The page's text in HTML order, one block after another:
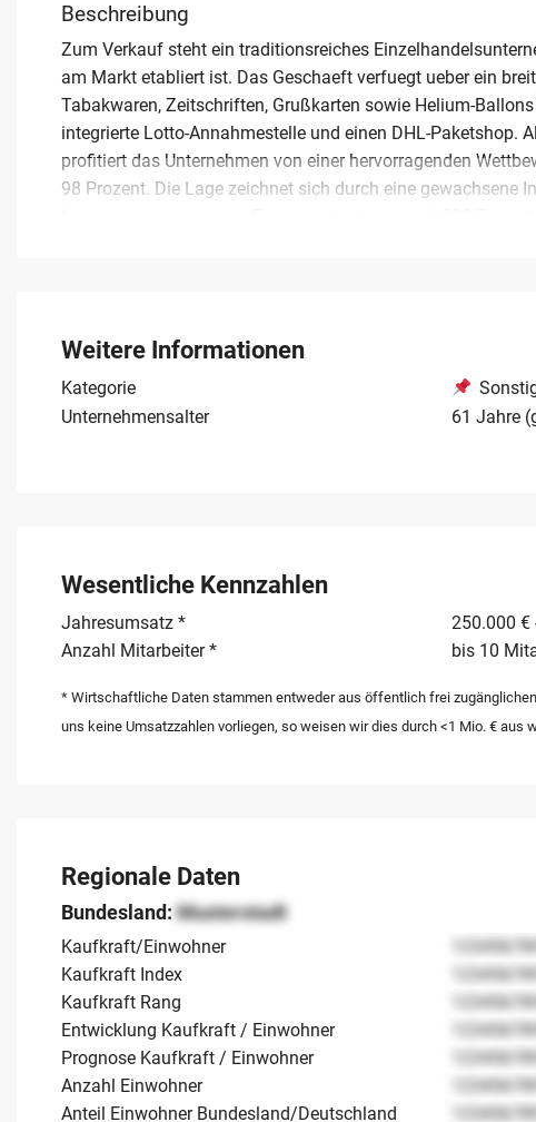
Beschreibung
Zum Verkauf steht ein traditionsreiches
am Markt etabliert ist. Das Geschaeft verfuegt ueber ein
Tabakwaren, Zeitschriften, Grußkarten sowie Helium-
integrierte Lotto-Annahmestelle und einen DHL-Paketshop.
profitiert das Unternehmen von einer hervorragenden
98 Prozent. Die Lage zeichnet sich durch eine gewachsene
Existenzgruender oder zur Erweiterung bestehender
Weitere Informationen
Kategorie
Unternehmensalter
61 Jahre
Wesentliche Kennzahlen
Jahresumsatz *
250.000 €
Anzahl Mitarbeiter *
bis 10
* Wirtschaftliche Daten stammen entweder aus öffentlich frei
uns keine Umsatzzahlen vorliegen, so weisen wir dies durch <1 Mio. € aus
Regionale Daten
Bundesland:Musterstadt
Kaufkraft/Einwohner
Kaufkraft Index
Kaufkraft Rang
Entwicklung Kaufkraft / Einwohner
Prognose Kaufkraft / Einwohner
Anzahl Einwohner
Anteil Einwohner Bundesland/Deutschland